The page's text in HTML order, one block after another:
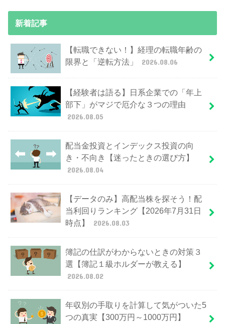
新着記事
【転職できない！】経理の転職年齢の
限界と「逆転方法」
2026.08.06
【経験者は語る】日系企業での「年上
部下」がマジで厄介な３つの理由
2026.08.05
配当金投資とインデックス投資の向
き・不向き【迷ったときの選び方】
2026.08.04
【データのみ】高配当株を探そう！配
当利回りランキング【2026年7月31日
時点】
2026.08.03
簿記の仕訳がわからないときの対策３
選【簿記１級ホルダーが教える】
2026.08.02
年収別の手取りを計算して気がついた5
つの真実【300万円～1000万円】